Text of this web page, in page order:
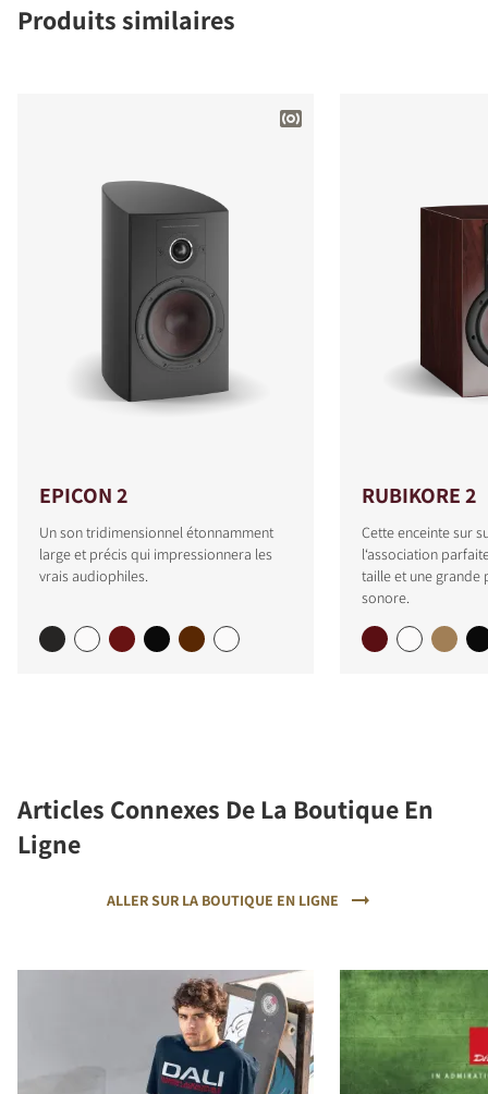
Produits similaires
EPICON 2
Un son tridimensionnel étonnamment
large et précis qui impressionnera les
vrais audiophiles.
RUBIKORE 2
Cette enceinte sur
l‘association
taille et une grande
sonore.
Articles Connexes De La Boutique En
Ligne
ALLER SUR LA BOUTIQUE EN LIGNE